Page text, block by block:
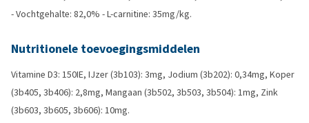
- Vochtgehalte: 82,0% - L-carnitine: 35mg/kg.
Nutritionele toevoegingsmiddelen
Vitamine D3: 150IE, IJzer (3b103): 3mg, Jodium (3b202): 0,34mg, Koper
(3b405, 3b406): 2,8mg, Mangaan (3b502, 3b503, 3b504): 1mg, Zink
(3b603, 3b605, 3b606): 10mg.